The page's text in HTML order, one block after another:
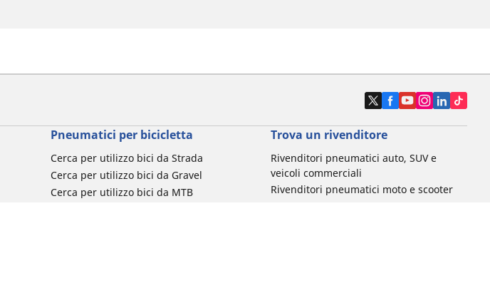
Pneumatici per bicicletta
Cerca per utilizzo bici da Strada
Cerca per utilizzo bici da Gravel
Cerca per utilizzo bici da MTB
Trova un rivenditore
Rivenditori pneumatici auto, SUV e
veicoli commerciali
Rivenditori pneumatici moto e scooter